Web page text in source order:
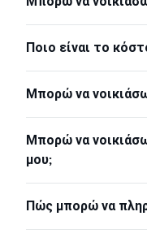
Ποιο είναι το
Μπορώ να
Μπορώ να νοικιάσω
μου;
Πώς μπορώ να